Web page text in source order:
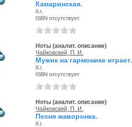
Камаринская.
б.г.
ISBN отсутствует
Ноты (аналит. описание)
Чайковский, П. И.
Мужик на гармонике играет.
б.г.
ISBN отсутствует
Ноты (аналит. описание)
Чайковский, П. И.
Песня жаворонка.
б.г.